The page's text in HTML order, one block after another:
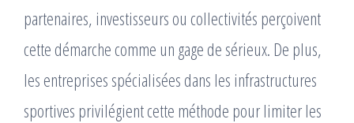
partenaires, investisseurs ou collectivités perçoivent
cette démarche comme un gage de sérieux. De plus,
les entreprises spécialisées dans les infrastructures
sportives privilégient cette méthode pour limiter les